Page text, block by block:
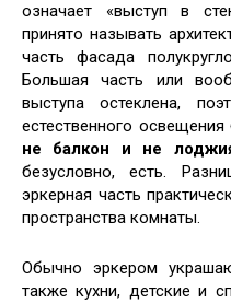
означает «выступ в
принято называть
часть фасада
Большая часть или
выступа остеклена,
естественного
не балкон и не
безусловно, есть.
эркерная часть
пространства комнаты.
Обычно эркером
также кухни, детские и